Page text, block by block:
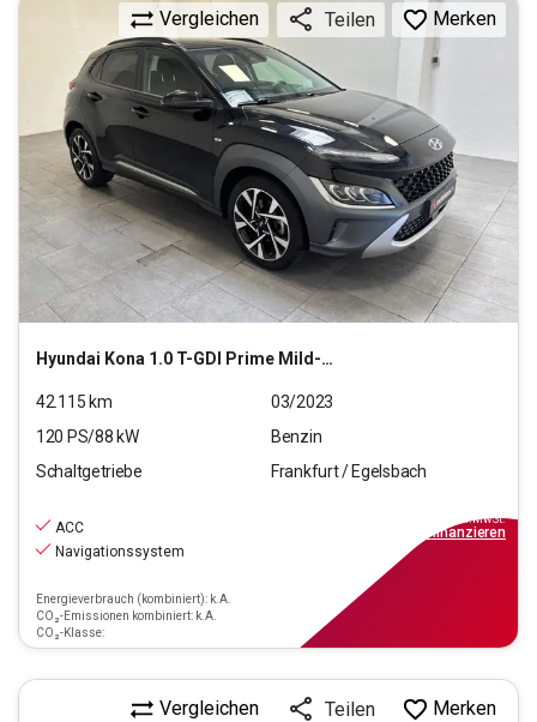
Hyundai Kona 1.0 T-GDI Prime Mild-Hybrid 2WD (EURO 6d)
Vergleichen Teilen Merken
42.115 km
03/2023
120 PS/88 kW
Benzin
Schaltgetriebe
Frankfurt / Egelsbach
ACC
Navigationssystem
Energieverbrauch (kombiniert): k.A.
CO₂-Emissionen kombiniert: k.A.
CO₂-Klasse:
inkl.MwSt.
finanzieren
Vergleichen Teilen Merken